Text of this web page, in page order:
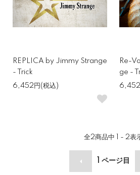
REPLICA by Jimmy Strange
- Trick
6,452円(税込)
Re-
ge -
6,452
全2商品中 1 - 2表
ページ目